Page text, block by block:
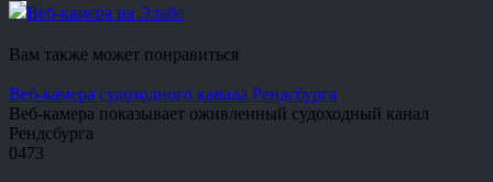
Веб-камера на Эльбе
Вам также может понравиться
Веб-камера судоходного канала Рендсбурга
Веб-камера показывает оживленный судоходный канал
Рендсбурга
0473